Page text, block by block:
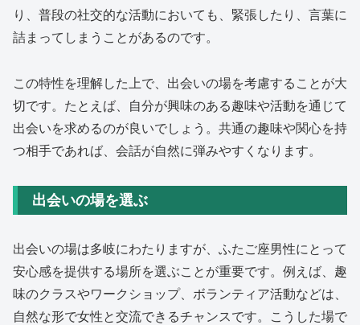
り、普段の社交的な活動においても、緊張したり、言葉に
詰まってしまうことがあるのです。
この特性を理解した上で、出会いの場を考慮することが大
切です。たとえば、自分が興味のある趣味や活動を通じて
出会いを求めるのが良いでしょう。共通の趣味や関心を持
つ相手であれば、会話が自然に弾みやすくなります。
出会いの場を選ぶ
出会いの場は多岐にわたりますが、ふたご座男性にとって
安心感を提供する場所を選ぶことが重要です。例えば、趣
味のクラスやワークショップ、ボランティア活動などは、
自然な形で女性と交流できるチャンスです。こうした場で